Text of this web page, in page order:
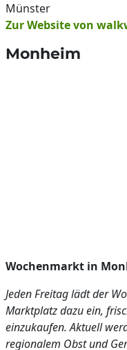
Münster
Zur Website von
Monheim
Wochenmarkt in
Jeden Freitag lädt der
Marktplatz dazu ein,
einzukaufen. Aktuell
regionalem Obst und